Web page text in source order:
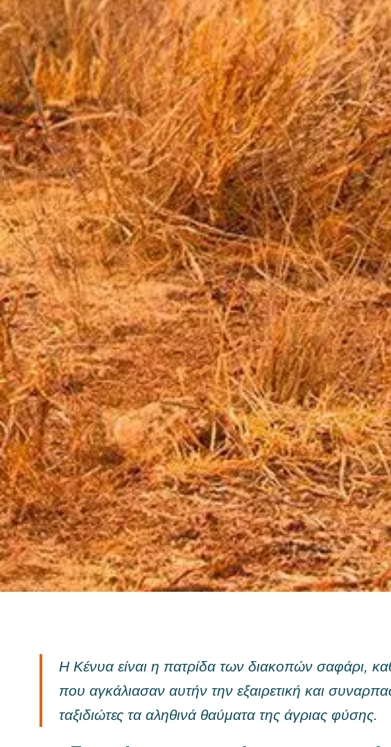
Η Κένυα είναι η πατρίδα των διακοπών σαφάρι,
που αγκάλιασαν αυτήν την εξαιρετική και
ταξιδιώτες τα αληθινά θαύματα της άγριας φύσης.